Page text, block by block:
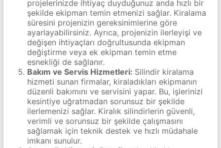
projelerinizde ihtiyaç duyduğunuz anda hızlı bir
şekilde ekipman temin etmenizi sağlar. Kiralama
süresini projenizin gereksinimlerine göre
ayarlayabilirsiniz. Ayrıca, projenizin ilerleyişi ve
değişen ihtiyaçları doğrultusunda ekipman
değiştirme veya ek ekipman temin etme
esnekliği de sağlanır.
Bakım ve Servis Hizmetleri: Silindir kiralama
hizmeti sunan firmalar, kiraladıkları ekipmanın
düzenli bakımını ve servisini yapar. Bu, işlerinizi
kesintiye uğratmadan sorunsuz bir şekilde
ilerlemenizi sağlar. Kiralık silindirlerin güvenli,
verimli ve sorunsuz bir şekilde çalışmasını
sağlamak için teknik destek ve hızlı müdahale
imkanı sunulur.